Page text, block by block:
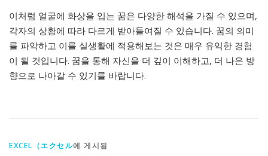
이처럼 얼굴에 화상을 입는 꿈은 다양한 해석을 가질 수 있으며,
각자의 상황에 따라 다르게 받아들여질 수 있습니다. 꿈의 의미
를 파악하고 이를 실생활에 적용해보는 것은 매우 유익한 경험
이 될 것입니다. 꿈을 통해 자신을 더 깊이 이해하고, 더 나은 방
향으로 나아갈 수 있기를 바랍니다.
EXCEL（エクセル에 게시됨